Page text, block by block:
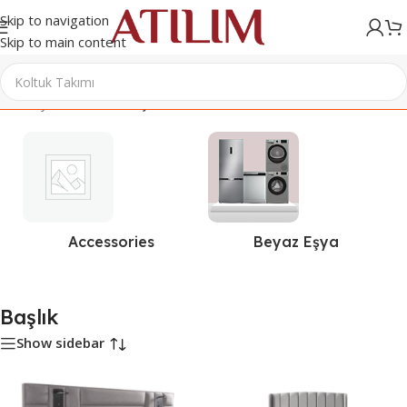
Skip to navigation
Skip to main content
Ana Sayfa/Ürünler “Başlık” olarak etiketlendi
Accessories Beyaz Eşya
Başlık
Show sidebar